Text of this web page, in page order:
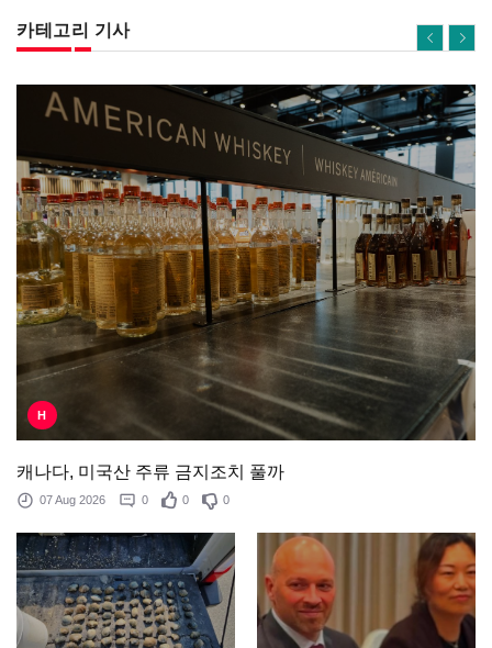
카테고리 기사
H
캐나다, 미국산 주류 금지조치 풀까
07 Aug 2026 0 0 0